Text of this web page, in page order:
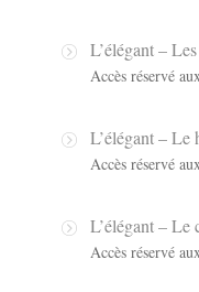
L’élégant –
Accès réservé
L’élégant – Le
Accès réservé
L’élégant – Le
Accès réservé